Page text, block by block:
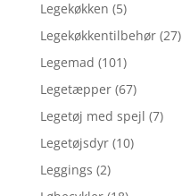
Legekøkken (5)
Legekøkkentilbehør (27)
Legemad (101)
Legetæpper (67)
Legetøj med spejl (7)
Legetøjsdyr (10)
Leggings (2)